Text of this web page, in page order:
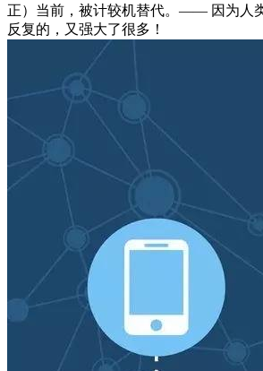
正）当前，被计较机替代。—— 因为人
反复的，又强大了很多！